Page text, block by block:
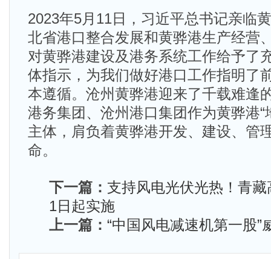
2023年5月11日，习近平总书记亲临
北省港口整合发展和黄骅港生产经营
对黄骅港建设及港务系统工作给予了
体指示，为我们做好港口工作指明了
本遵循。沧州黄骅港迎来了千载难逢
港务集团、沧州港口集团作为黄骅港“
主体，肩负着黄骅港开发、建设、管
命。
下一篇： 支持风电光伏光热！青
1日起实施
上一篇： “中国风电减速机第一股”